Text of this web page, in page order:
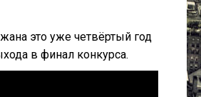
это уже четвёртый год
в финал конкурса.